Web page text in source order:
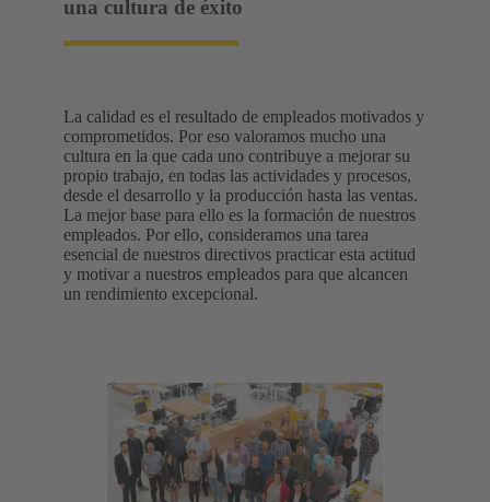
una cultura de éxito
La calidad es el resultado de empleados motivados y
comprometidos. Por eso valoramos mucho una
cultura en la que cada uno contribuye a mejorar su
propio trabajo, en todas las actividades y procesos,
desde el desarrollo y la producción hasta las ventas.
La mejor base para ello es la formación de nuestros
empleados. Por ello, consideramos una tarea
esencial de nuestros directivos practicar esta actitud
y motivar a nuestros empleados para que alcancen
un rendimiento excepcional.